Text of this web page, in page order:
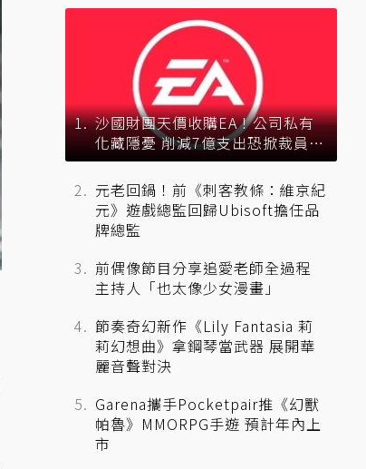
沙國財團天價收購EA！公司私有
化藏隱憂 削減7億支出恐掀裁員風
暴？
元老回鍋！前《刺客教條：維京紀
元》遊戲總監回歸Ubisoft擔任品
牌總監
前偶像節目分享追愛老師全過程
主持人「也太像少女漫畫」
節奏奇幻新作《Lily Fantasia 莉
莉幻想曲》拿鋼琴當武器 展開華
麗音聲對決
Garena攜手Pocketpair推《幻獸
帕魯》MMORPG手遊 預計年內上
市